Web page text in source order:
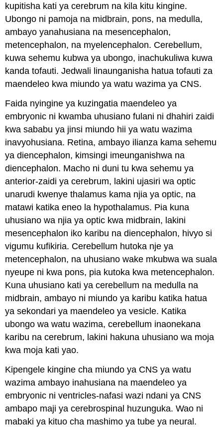
kupitisha kati ya cerebrum na kila kitu kingine.
Ubongo ni pamoja na midbrain, pons, na medulla,
ambayo yanahusiana na mesencephalon,
metencephalon, na myelencephalon. Cerebellum,
kuwa sehemu kubwa ya ubongo, inachukuliwa kuwa
kanda tofauti. Jedwali linaunganisha hatua tofauti za
maendeleo kwa miundo ya watu wazima ya CNS.
Faida nyingine ya kuzingatia maendeleo ya
embryonic ni kwamba uhusiano fulani ni dhahiri zaidi
kwa sababu ya jinsi miundo hii ya watu wazima
inavyohusiana. Retina, ambayo ilianza kama sehemu
ya diencephalon, kimsingi imeunganishwa na
diencephalon. Macho ni duni tu kwa sehemu ya
anterior-zaidi ya cerebrum, lakini ujasiri wa optic
unarudi kwenye thalamus kama njia ya optic, na
matawi katika eneo la hypothalamus. Pia kuna
uhusiano wa njia ya optic kwa midbrain, lakini
mesencephalon iko karibu na diencephalon, hivyo si
vigumu kufikiria. Cerebellum hutoka nje ya
metencephalon, na uhusiano wake mkubwa wa suala
nyeupe ni kwa pons, pia kutoka kwa metencephalon.
Kuna uhusiano kati ya cerebellum na medulla na
midbrain, ambayo ni miundo ya karibu katika hatua
ya sekondari ya maendeleo ya vesicle. Katika
ubongo wa watu wazima, cerebellum inaonekana
karibu na cerebrum, lakini hakuna uhusiano wa moja
kwa moja kati yao.
Kipengele kingine cha miundo ya CNS ya watu
wazima ambayo inahusiana na maendeleo ya
embryonic ni ventricles-nafasi wazi ndani ya CNS
ambapo maji ya cerebrospinal huzunguka. Wao ni
mabaki ya kituo cha mashimo ya tube ya neural.